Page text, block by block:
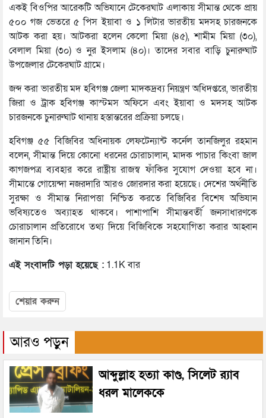
একই বিওপির আরেকটি অভিযানে টেকেরঘাট এলাকায় সীমান্ত থেকে প্রায়
৫০০ গজ ভেতরে ৫ পিস ইয়াবা ও ১ লিটার ভারতীয় মদসহ চারজনকে
আটক করা হয়। আটকরা হলেন কেলো মিয়া (৪৫), শামীম মিয়া (৩০),
বেলাল মিয়া (৩০) ও নুর ইসলাম (৪০)। তাদের সবার বাড়ি চুনারুঘাট
উপজেলার টেকেরঘাট গ্রামে।
জব্দ করা ভারতীয় মদ হবিগঞ্জ জেলা মাদকদ্রব্য নিয়ন্ত্রণ অধিদপ্তরে, ভারতীয়
জিরা ও ট্রাক হবিগঞ্জ কাস্টমস অফিসে এবং ইয়াবা ও মদসহ আটক
চারজনকে চুনারুঘাট থানায় হস্তান্তরের প্রক্রিয়া চলছে।
হবিগঞ্জ ৫৫ বিজিবির অধিনায়ক লেফটেন্যান্ট কর্নেল তানজিলুর রহমান
বলেন, সীমান্ত দিয়ে কোনো ধরনের চোরাচালান, মাদক পাচার কিংবা জাল
কাগজপত্র ব্যবহার করে রাষ্ট্রীয় রাজস্ব ফাঁকির সুযোগ দেওয়া হবে না।
সীমান্তে গোয়েন্দা নজরদারি আরও জোরদার করা হয়েছে। দেশের অর্থনীতি
সুরক্ষা ও সীমান্ত নিরাপত্তা নিশ্চিত করতে বিজিবির বিশেষ অভিযান
ভবিষ্যতেও অব্যাহত থাকবে। পাশাপাশি সীমান্তবর্তী জনসাধারণকে
চোরাচালান প্রতিরোধে তথ্য দিয়ে বিজিবিকে সহযোগিতা করার আহ্বান
জানান তিনি।
এই সংবাদটি পড়া হয়েছে : 1.1K বার
শেয়ার করুন
আরও পড়ুন
আব্দুল্লাহ হত্যা কাণ্ড, সিলেট র‌্যাব
ধরল মালেককে